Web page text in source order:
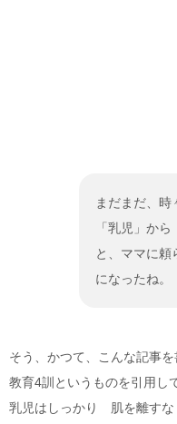
まだまだ、時
「乳児」か
と、ママに頼
になったね。
そう、かつて、こんな記事
教育4訓というものを引用し
乳児はしっかり 肌を離すな